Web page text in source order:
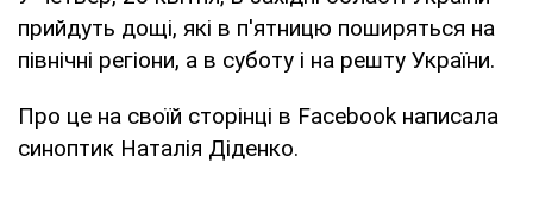
прийдуть дощі, які в п'ятницю поширяться на
північні регіони, а в суботу і на решту України.
Про це на своїй сторінці в Facebook написала
синоптик Наталія Діденко.